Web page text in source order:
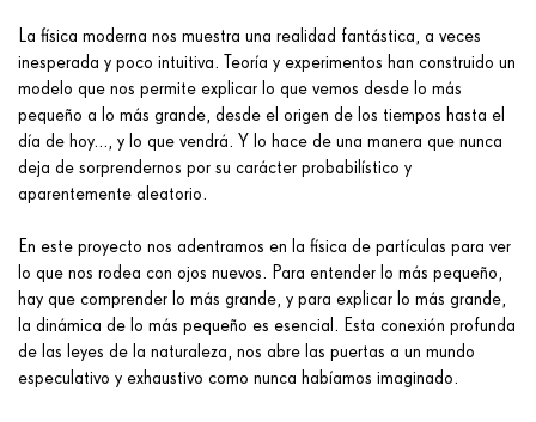
La física moderna nos muestra una realidad fantástica, a veces
inesperada y poco intuitiva. Teoría y experimentos han construido un
modelo que nos permite explicar lo que vemos desde lo más
pequeño a lo más grande, desde el origen de los tiempos hasta el
día de hoy..., y lo que vendrá. Y lo hace de una manera que nunca
deja de sorprendernos por su carácter probabilístico y
aparentemente aleatorio.
En este proyecto nos adentramos en la física de partículas para ver
lo que nos rodea con ojos nuevos. Para entender lo más pequeño,
hay que comprender lo más grande, y para explicar lo más grande,
la dinámica de lo más pequeño es esencial. Esta conexión profunda
de las leyes de la naturaleza, nos abre las puertas a un mundo
especulativo y exhaustivo como nunca habíamos imaginado.